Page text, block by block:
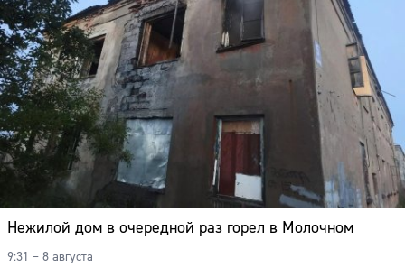
Нежилой дом в очередной раз горел в Молочном
9:31 – 8 августа